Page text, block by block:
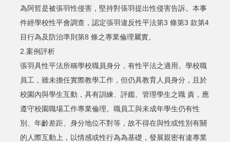
為阿哲是被張羽性侵害，堅持對張羽提出性侵害告訴。本事
件經學校性平會調查，認定張羽違反性平法第3 條第3 款第4
目行為及防治準則第8 條之專業倫理屬實。
2.案例評析
張羽具性平法所稱學校職員身分，有性平法之適用。學校職
員工，雖未擔任實際教學工作，但仍具教育人員身分，且於
校園內與學生互動，具有訓練、評鑑、管理學生之職 責，應
遵守校園職場工作專業倫理。職員工與未成年學生仍有性
別、年齡差距、身分地位不對等，故不得在與性或性別有關
的人際互動上，以情感或性行為為基礎，發展親密有違專業